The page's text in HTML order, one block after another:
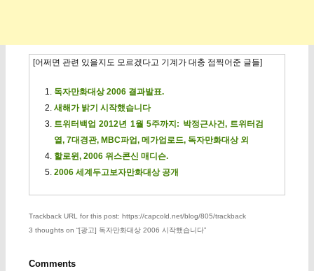
[어쩌면 관련 있을지도 모르겠다고 기계가 대충 점찍어준 글들]
독자만화대상 2006 결과발표.
새해가 밝기 시작했습니다
트위터백업 2012년 1월 5주까지: 박정근사건, 트위터검
열, 7대경관, MBC파업, 메가업로드, 독자만화대상 외
할로윈, 2006 위스콘신 매디슨.
2006 세계두고보자만화대상 공개
Trackback URL for this post: https://capcold.net/blog/805/trackback
3 thoughts on “[광고] 독자만화대상 2006 시작했습니다”
Comments